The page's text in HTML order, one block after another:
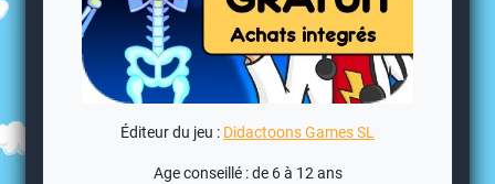
Éditeur du jeu : Didactoons Games SL
Age conseillé : de 6 à 12 ans